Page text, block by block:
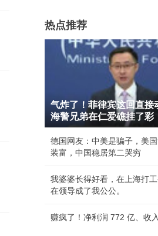
2
热点推荐
气炸了！菲律宾这回直接
海警兄弟在仁爱礁挂了彩
德国网友：中美是骗子，美
装富，中国稳居第二哭穷
我婆婆长得好看，在上海打
在领导成了我公公。
赚疯了！净利润 772 亿、收